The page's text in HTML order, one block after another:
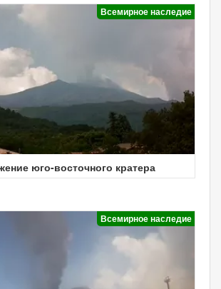
Всемирное наследие
юго-восточного кратера
Всемирное наследие